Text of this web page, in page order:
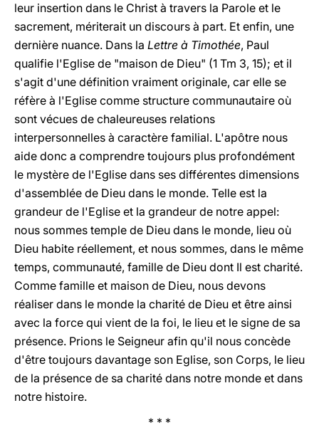
leur insertion dans le Christ à travers la Parole et le
sacrement, mériterait un discours à part. Et enfin, une
dernière nuance. Dans la Lettre à Timothée, Paul
qualifie l'Eglise de "maison de Dieu" (1 Tm 3, 15); et il
s'agit d'une définition vraiment originale, car elle se
réfère à l'Eglise comme structure communautaire où
sont vécues de chaleureuses relations
interpersonnelles à caractère familial. L'apôtre nous
aide donc a comprendre toujours plus profondément
le mystère de l'Eglise dans ses différentes dimensions
d'assemblée de Dieu dans le monde. Telle est la
grandeur de l'Eglise et la grandeur de notre appel:
nous sommes temple de Dieu dans le monde, lieu où
Dieu habite réellement, et nous sommes, dans le même
temps, communauté, famille de Dieu dont Il est charité.
Comme famille et maison de Dieu, nous devons
réaliser dans le monde la charité de Dieu et être ainsi
avec la force qui vient de la foi, le lieu et le signe de sa
présence. Prions le Seigneur afin qu'il nous concède
d'être toujours davantage son Eglise, son Corps, le lieu
de la présence de sa charité dans notre monde et dans
notre histoire.
* * *